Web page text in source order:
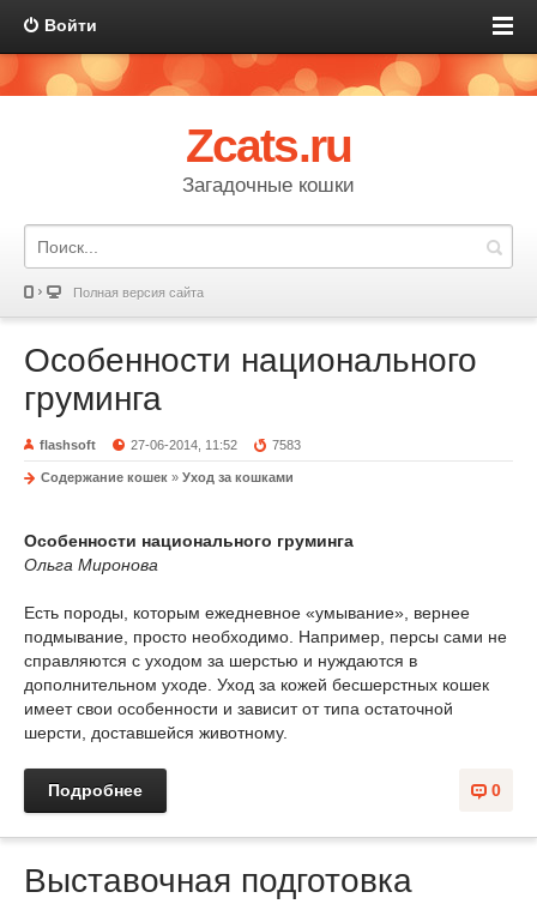
Войти
Zcats.ru
Загадочные кошки
Полная версия сайта
Особенности национального
груминга
flashsoft 27-06-2014, 11:52 7583
Содержание кошек » Уход за кошками
Особенности национального груминга
Ольга Миронова
Есть породы, которым ежедневное «умывание», вернее
подмывание, просто необходимо. Например, персы сами не
справляются с уходом за шерстью и нуждаются в
дополнительном уходе. Уход за кожей бесшерстных кошек
имеет свои особенности и зависит от типа остаточной
шерсти, доставшейся животному.
0
Подробнее
Выставочная подготовка